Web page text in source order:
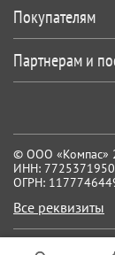
© ООО «Компас»
ИНН: 7725371950
ОГРН:
Все реквизиты
Покупателям
Партнерам и